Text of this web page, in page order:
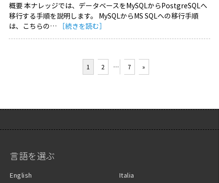
概要 本ナレッジでは、データベースをMySQLからPostgreSQLへ
移行する手順を説明します。 MySQLからMS SQLへの移行手順
は、こちらの…
［続きを読む］
1 2 … 7 »
言語を選ぶ
English
Italia